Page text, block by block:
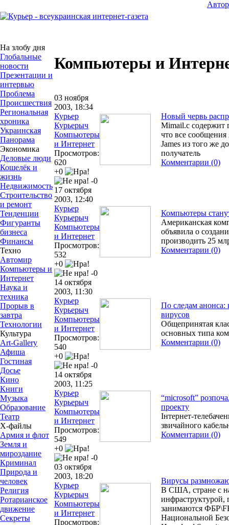
На злобу дня
Глобальные
новости
Презентации и
интервью
Проблема
Происшествия
Региональная
хроника
Украинская
Панорама
Экономика
Деловые люди
Кошелёк и
жизнь
Недвижимость
Строительство
и ремонт
Тенденции
Фигуранты
бизнеса
Финансы
Техно
Автомир
Компьютеры и
Интернет
Наука и
техника
Прорыв в
завтра
Технологии
Культура
Art-Gallery
Афиша
Гостиная
Досье
Кино
Книги
Музыка
Образование
Театр
Х-файлы
Армия и флот
Земля и
мироздание
Криминал
Природа и
человек
Религия
Ротарианское
движение
Секреты
Компьютеры и
03 ноября
2003, 18:34
Курьер
Курьерыч
Компьютеры
и Интернет
Просмотров:
620
+0
-0
Новый червь
Mimail.c содержит
что все
James из того же
получатель
Комментарии (0)
17 октября
2003, 12:40
Курьер
Курьерыч
Компьютеры
и Интернет
Просмотров:
532
+0
-0
Компьютеры
Американская
объявила о
производить 25
Комментарии (0)
14 октября
2003, 11:30
Курьер
Курьерыч
Компьютеры
и Интернет
Просмотров:
540
+0
-0
По следам анонса:
вирусов
Общепринятая
основных типа
Комментарии (0)
14 октября
2003, 11:25
Курьер
Курьерыч
Компьютеры
и Интернет
Просмотров:
549
+0
-0
“mіcrosoft”
проекту
Інтернет-
звичайного
Комментарии (0)
03 октября
2003, 18:20
Курьер
Курьерыч
Компьютеры
и Интернет
Просмотров:
Вирусы
В США, стране с
инфраструктурой,
занимаются
Национальной